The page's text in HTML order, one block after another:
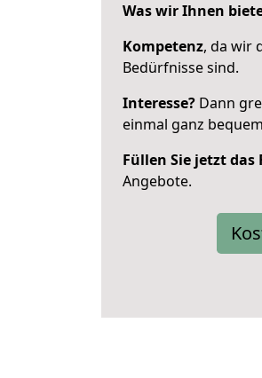
Was wir Ihnen
Kompetenz, da wir
Bedürfnisse sind.
Interesse? Dann
einmal ganz
Füllen Sie jetzt
Angebote.